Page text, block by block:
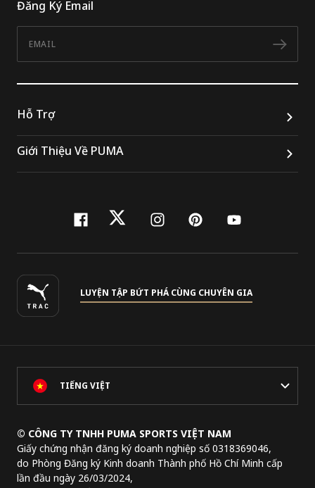
Đăng Ký Email
Hỗ Trợ
Giới Thiệu Về PUMA
facebook
twitterinstagram
pinterest
youtube
LUYỆN TẬP BỨT PHÁ CÙNG CHUYÊN GIA
TIẾNG VIỆT
© CÔNG TY TNHH PUMA SPORTS VIỆT NAM
Giấy chứng nhận đăng ký doanh nghiệp số 0318369046,
do Phòng Đăng ký Kinh doanh Thành phố Hồ Chí Minh cấp
lần đầu ngày 26/03/2024,